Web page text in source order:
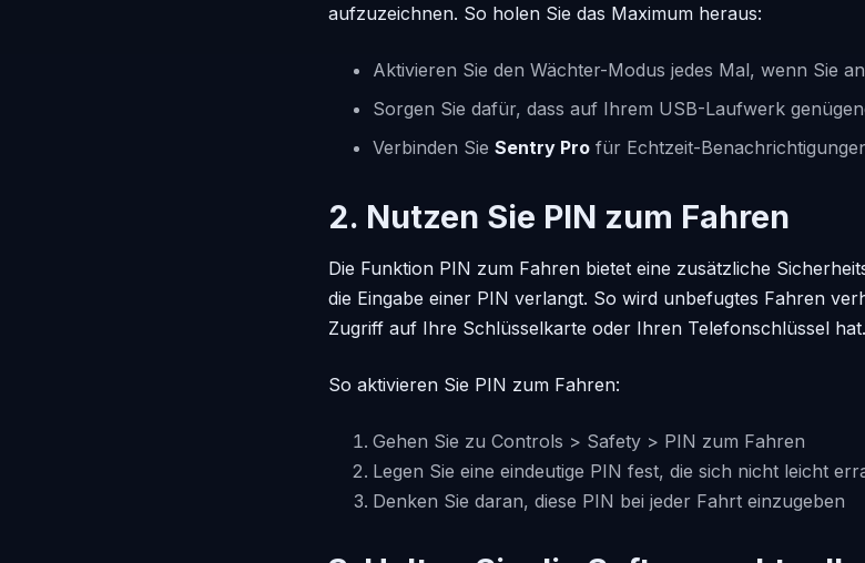
aufzuzeichnen. So holen Sie das Maximum heraus:
Aktivieren Sie den Wächter-Modus jedes Mal, wenn Sie
Sorgen Sie dafür, dass auf Ihrem USB-Laufwerk
Verbinden Sie Sentry Pro für Echtzeit-
2. Nutzen Sie PIN zum Fahren
Die Funktion PIN zum Fahren bietet eine zusätzliche
die Eingabe einer PIN verlangt. So wird unbefugtes Fahren
Zugriff auf Ihre Schlüsselkarte oder Ihren Telefonschlüssel hat.
So aktivieren Sie PIN zum Fahren:
Gehen Sie zu Controls > Safety > PIN zum Fahren
Legen Sie eine eindeutige PIN fest, die sich nicht leicht
Denken Sie daran, diese PIN bei jeder Fahrt einzugeben